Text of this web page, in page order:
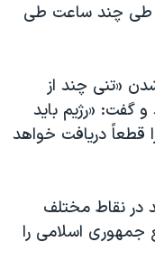
را طی چند ساعت طی
«تنی چند از
و گفت: «رژیم باید
دریافت خواهد
در نقاط مختلف
جمهوری اسلامی را